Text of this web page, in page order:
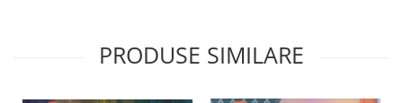
PRODUSE SIMILARE